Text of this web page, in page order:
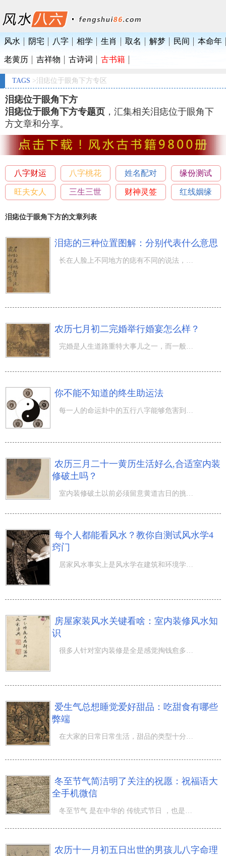
风水 阴宅 八字 相学 生肖 取名 解梦 民间 本命年
老黄历 吉祥物 古诗词 古书籍
TAGS >泪痣位于眼角下方专区
泪痣位于眼角下方
泪痣位于眼角下方专题页 ，汇集相关泪痣位于眼角下
方文章和分享。
八字财运 八字桃花 姓名配对 缘份测试
旺夫女人 三生三世 财神灵签 红线姻缘
泪痣位于眼角下方的文章列表
泪痣的三种位置图解：分别代表什么意思
长在人脸上不同地方的痣有不同的说法，而最容易招人注意的痣就是 泪痣 ，泪痣分布于眼睛周围，长有泪痣的人
农历七月初二完婚举行婚宴怎么样？
完婚是人生道路重特大事儿之一，而一般完婚必须挑选黄道吉日。那麼农历七月初二完婚举行婚宴怎么样？农历七
你不能不知道的终生助运法
农历三月二十一黄历生活好么,合适室内装
修破土吗？
室内装修破土以前必须留意黄道吉日的挑选哦，由于室内装修破土也很重要，那麼农历三月二十一黄历生活好么,
每个人都能看风水？教你自测试风水学4
窍门
居家风水事实上是风水学在建筑和环境学中的运用，是了解大自然、运用大自然、更新改造大自然的课程。并且，
房屋家装风水关键看啥：室内装修风水知
识
很多人针对室内装修是全是感觉掏钱愈多愈好，终究总的来说当代人针对室内装修都是会较为憧憬奢华，智能化，
爱生气总想睡觉爱好甜品：吃甜食有哪些
弊端
在大家的日常日常生活，甜品的类型十分的多种多样，特别是在冬天的情况下，大家由于严寒的气温都不太喜爱出
冬至节气简洁明了关注的祝愿：祝福语大
全手机微信
冬至节气 是在中华的 传统式节日 ，也是 二十四节气 之一的节令，在冬至节气的情况下，大家会给身边的人送
农历十一月初五日出世的男孩儿八字命理